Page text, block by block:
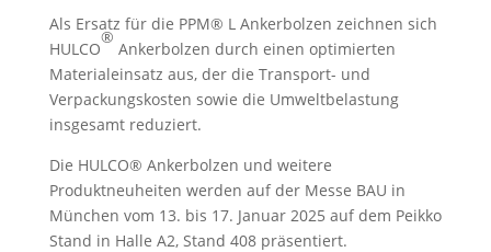
Als Ersatz für die PPM® L Ankerbolzen zeichnen sich
HULCO
®
Ankerbolzen durch einen optimierten
Materialeinsatz aus, der die Transport- und
Verpackungskosten sowie die Umweltbelastung
insgesamt reduziert.
Die HULCO® Ankerbolzen und weitere
Produktneuheiten werden auf der Messe BAU in
München vom 13. bis 17. Januar 2025 auf dem Peikko
Stand in Halle A2, Stand 408 präsentiert.